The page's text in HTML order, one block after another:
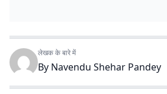
लेखक के बारे में
By Navendu Shehar Pandey